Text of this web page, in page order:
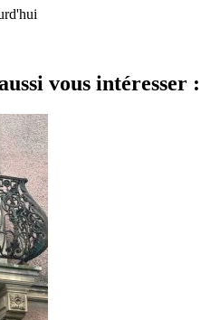
vous intéresser :